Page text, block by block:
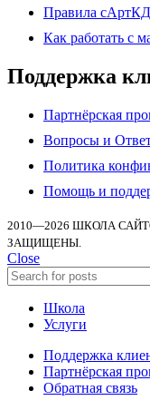
Правила
Как работать с
Поддержка
Партнёрская
Вопросы и
Политика
Помощь и
2010—2026 ШКОЛА
ЗАЩИЩЕНЫ.
Close
Школа
Услуги
Поддержка
Партнёрская
Обратная связь